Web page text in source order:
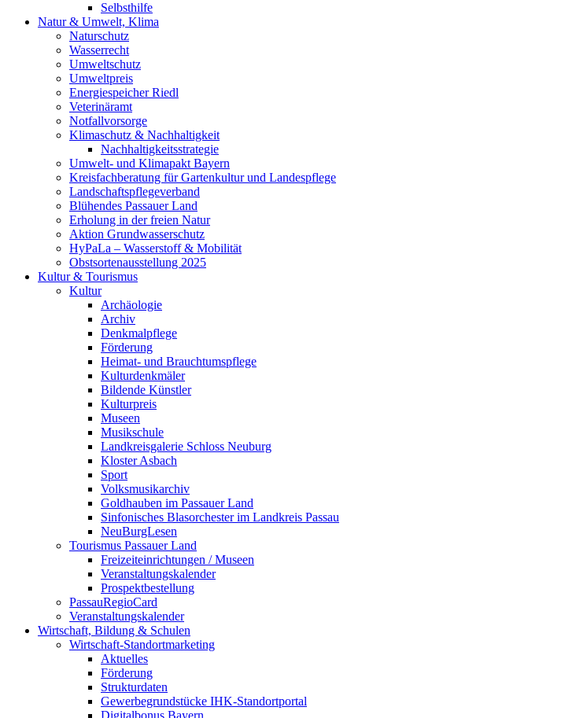
Selbsthilfe
Natur & Umwelt, Klima
Naturschutz
Wasserrecht
Umweltschutz
Umweltpreis
Energiespeicher Riedl
Veterinäramt
Notfallvorsorge
Klimaschutz & Nachhaltigkeit
Nachhaltigkeitsstrategie
Umwelt- und Klimapakt Bayern
Kreisfachberatung für Gartenkultur und Landespflege
Landschaftspflegeverband
Blühendes Passauer Land
Erholung in der freien Natur
Aktion Grundwasserschutz
HyPaLa – Wasserstoff & Mobilität
Obstsortenausstellung 2025
Kultur & Tourismus
Kultur
Archäologie
Archiv
Denkmalpflege
Förderung
Heimat- und Brauchtumspflege
Kulturdenkmäler
Bildende Künstler
Kulturpreis
Museen
Musikschule
Landkreisgalerie Schloss Neuburg
Kloster Asbach
Sport
Volksmusikarchiv
Goldhauben im Passauer Land
Sinfonisches Blasorchester im Landkreis Passau
NeuBurgLesen
Tourismus Passauer Land
Freizeiteinrichtungen / Museen
Veranstaltungskalender
Prospektbestellung
PassauRegioCard
Veranstaltungskalender
Wirtschaft, Bildung & Schulen
Wirtschaft-Standortmarketing
Aktuelles
Förderung
Strukturdaten
Gewerbegrundstücke IHK-Standortportal
Digitalbonus Bayern